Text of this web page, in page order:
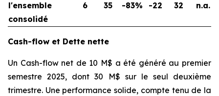
l'ensemble
consolidé
6 35 -83% -22 32 n.a.
Cash-flow et Dette nette
Un Cash-flow net de 10 M$ a été généré au premier
semestre 2025, dont 30 M$ sur le seul deuxième
trimestre. Une performance solide, compte tenu de la